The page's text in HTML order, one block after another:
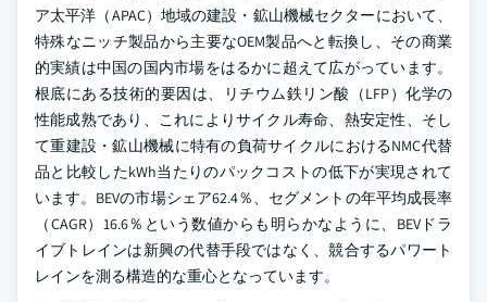
ア太平洋（APAC）地域の建設・鉱山機械セクターにおいて、
特殊なニッチ製品から主要なOEM製品へと転換し、その商業
的実績は中国の国内市場をはるかに超えて広がっています。
根底にある技術的要因は、リチウム鉄リン酸（LFP）化学の
性能成熟であり、これによりサイクル寿命、熱安定性、そし
て重建設・鉱山機械に特有の負荷サイクルにおけるNMC代替
品と比較したkWh当たりのパックコストの低下が実現されて
います。BEVの市場シェア62.4％、セグメントの年平均成長率
（CAGR）16.6％という数値からも明らかなように、BEVドラ
イブトレインは新興の代替手段ではなく、競合するパワート
レインを測る構造的な重心となっています。